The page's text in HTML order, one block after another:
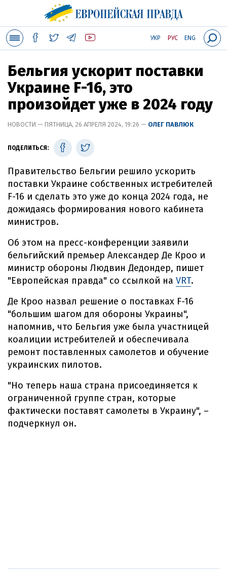
УКР РУС ENG
Бельгия ускорит поставки
Украине F-16, это
произойдет уже в 2024 году
НОВОСТИ — ПЯТНИЦА, 26 АПРЕЛЯ 2024, 19:26 — ОЛЕГ ПАВЛЮК
ПОДЕЛИТЬСЯ:
Правительство Бельгии решило ускорить
поставки Украине собственных истребителей
F-16 и сделать это уже до конца 2024 года, не
дожидаясь формирования нового кабинета
министров.
Об этом на пресс-конференции заявили
бельгийский премьер Александер Де Кроо и
министр обороны Людвин Дедондер, пишет
"Европейская правда" со ссылкой на VRT.
Де Кроо назвал решение о поставках F-16
"большим шагом для обороны Украины",
напомнив, что Бельгия уже была участницей
коалиции истребителей и обеспечивала
ремонт поставленных самолетов и обучение
украинских пилотов.
"Но теперь наша страна присоединяется к
ограниченной группе стран, которые
фактически поставят самолеты в Украину", –
подчеркнул он.